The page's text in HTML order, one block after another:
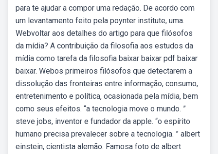
para te ajudar a compor uma redação. De acordo com
um levantamento feito pela poynter institute, uma.
Webvoltar aos detalhes do artigo para que filósofos
da mídia? A contribuição da filosofia aos estudos da
mídia como tarefa da filosofia baixar baixar pdf baixar
baixar. Webos primeiros filósofos que detectarem a
dissolução das fronteiras entre informação, consumo,
entretenimento e política, ocasionada pela mídia, bem
como seus efeitos. “a tecnologia move o mundo. ”
steve jobs, inventor e fundador da apple. “o espírito
humano precisa prevalecer sobre a tecnologia. ” albert
einstein, cientista alemão. Famosa foto de albert